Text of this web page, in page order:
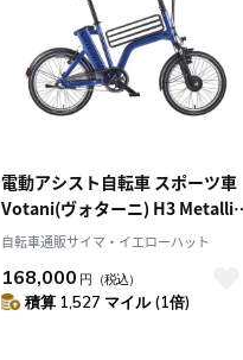
電動アシスト自転車 スポーツ車
Votani(ヴォターニ) H3 Metallic
Blue 20インチ 99.Y0N64.612
自転車通販サイマ・イエローハット
168,000 円 （税込）
積算 1,527 マイル (1倍)